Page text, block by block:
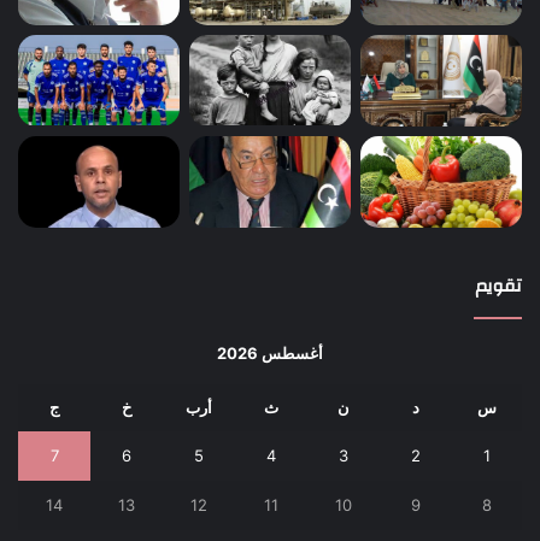
تقويم
أغسطس 2026
س د ن ث أرب خ ج
1
2
3
4
5
6
7
8
9
10
11
12
13
14